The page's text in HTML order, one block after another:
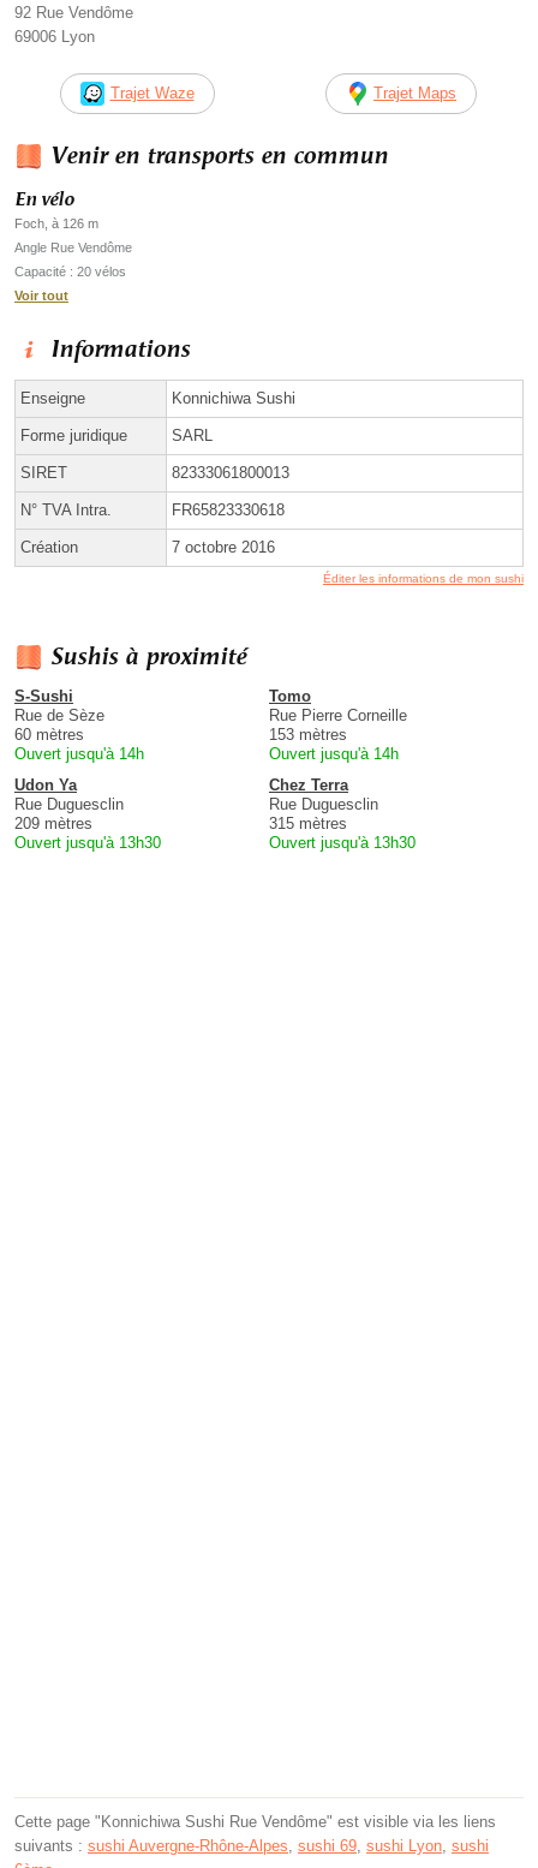
92 Rue Vendôme
69006 Lyon
Trajet Waze Trajet Maps
Venir en transports en commun
En vélo
Foch, à 126 m
Angle Rue Vendôme
Capacité : 20 vélos
Voir tout
Informations
Enseigne Konnichiwa Sushi
Forme juridique SARL
SIRET 82333061800013
N° TVA Intra. FR65823330618
Création 7 octobre 2016
Éditer les informations de mon sushi
Sushis à proximité
S-Sushi
Rue de Sèze
60 mètres
Ouvert jusqu'à 14h
Tomo
Rue Pierre Corneille
153 mètres
Ouvert jusqu'à 14h
Udon Ya
Rue Duguesclin
209 mètres
Ouvert jusqu'à 13h30
Chez Terra
Rue Duguesclin
315 mètres
Ouvert jusqu'à 13h30
Cette page "Konnichiwa Sushi Rue Vendôme" est visible via les liens
suivants : sushi Auvergne-Rhône-Alpes, sushi 69, sushi Lyon, sushi